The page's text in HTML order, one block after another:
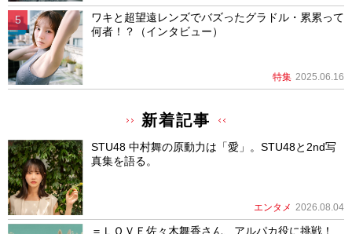
ワキと超望遠レンズでバズったグラドル・累累って
何者！？（インタビュー）
特集 2025.06.16
新着記事
STU48 中村舞の原動力は「愛」。STU48と2nd写
真集を語る。
エンタメ 2026.08.04
＝ＬＯＶＥ佐々木舞香さん、アルパカ役に挑戦！